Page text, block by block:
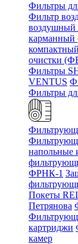
Фильтры
Фильтр
воздушный
очистки
Фильтры
VENTUS
Фильтры
напольные
ФРНК-1
Покеты
Петрянова
картриджи
камер